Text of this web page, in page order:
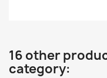
16 other
category: